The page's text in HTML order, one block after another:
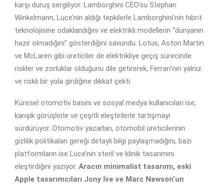
karşı duruş sergiliyor. Lamborghini CEO’su Stephan
Winkelmann, Luce’nin aldığı tepkilerle Lamborghini’nin hibrit
teknolojisine odaklandığını ve elektrikli modellerin “dünyanın
hazır olmadığını” gösterdiğini savundu. Lotus, Aston Martin
ve McLaren gibi üreticiler de elektrikliye geçiş sürecinde
riskler ve zorluklar olduğunu dile getirerek, Ferrari’nin yalnız
ve riskli bir yola girdiğine dikkat çekti.
Küresel otomotiv basını ve sosyal medya kullanıcıları ise,
karışık görüşlerle ve çeşitli eleştirilerle tartışmayı
sürdürüyor. Otomotiv yazarları, otomobil üreticilerinin
gizlilik politikaları gereği detaylı bilgi paylaşmadığını, bazı
platformların ise Luce’nin steril ve klinik tasarımını
eleştirdiğini yazıyor. Aracın minimalist tasarımı, eski
Apple tasarımcıları Jony Ive ve Marc Newson’un